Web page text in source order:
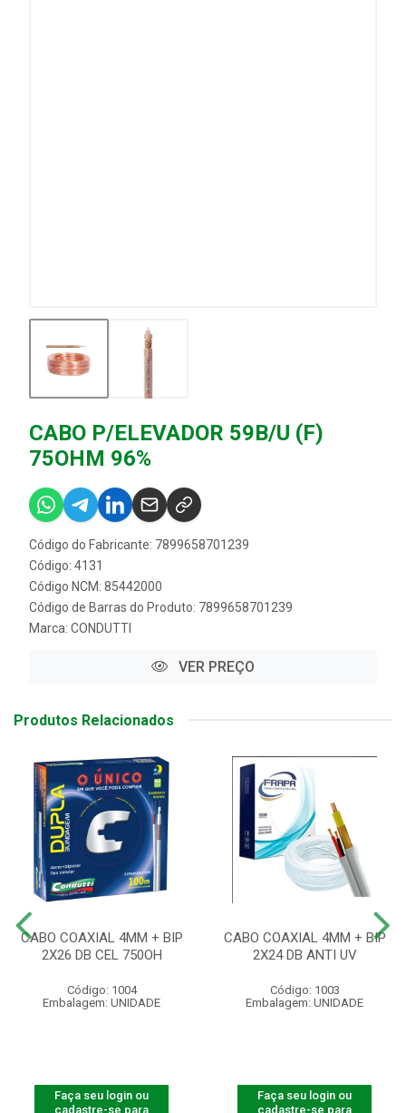
CABO P/ELEVADOR 59B/U (F)
75OHM 96%
Código do Fabricante: 7899658701239
Código: 4131
Código NCM: 85442000
Código de Barras do Produto: 7899658701239
Marca: CONDUTTI
VER PREÇO
Produtos Relacionados
CABO COAXIAL 4MM + BIP
2X26 DB CEL 750OH
Código: 1004
Embalagem: UNIDADE
Faça seu login ou
cadastre-se para
CABO COAXIAL 4MM + BIP
2X24 DB ANTI UV
Código: 1003
Embalagem: UNIDADE
Faça seu login ou
cadastre-se para